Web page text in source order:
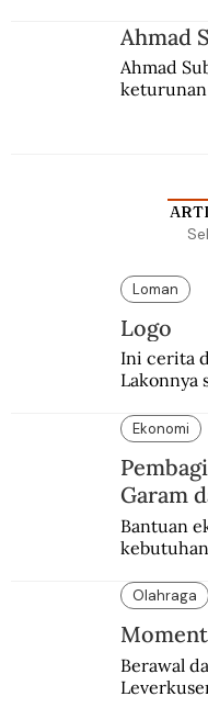
Ahmad
Ahmad
keturunan
Loman
Logo
Ini cerita
Lakonnya
Ekonomi
Garam
Bantuan
peringatan
Olahraga
Berawal